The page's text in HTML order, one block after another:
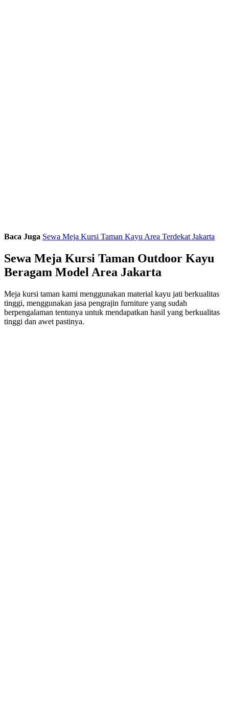
Baca Juga Sewa Meja Kursi Taman Kayu Area Terdekat Jakarta
Sewa Meja Kursi Taman Outdoor Kayu
Beragam Model Area Jakarta
Meja kursi taman kami menggunakan material kayu jati berkualitas
tinggi, menggunakan jasa pengrajin furniture yang sudah
berpengalaman tentunya untuk mendapatkan hasil yang berkualitas
tinggi dan awet pastinya.